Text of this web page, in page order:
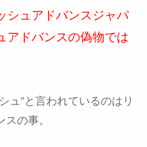
シュアドバンスジャパ
アドバンスの偽物では
ュ”と言われているのはリ
の事。